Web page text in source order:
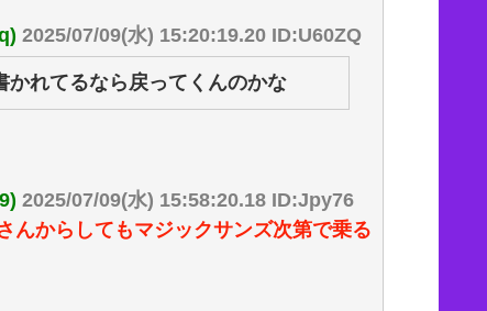
2025/07/09(水) 15:20:19.20 ID:U60ZQ
かれてるなら戻ってくんのかな
2025/07/09(水) 15:58:20.18 ID:Jpy76
んからしてもマジックサンズ次第で乗る